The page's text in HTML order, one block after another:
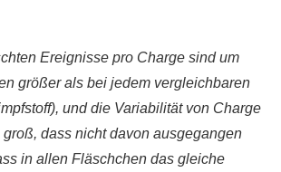
Ereignisse pro Charge sind um
größer als bei jedem vergleichbaren
und die Variabilität von Charge
dass nicht davon ausgegangen
in allen Fläschchen das gleiche